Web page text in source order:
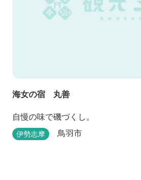
海女の宿 丸善
自慢の味で磯づくし。
伊勢志摩 鳥羽市